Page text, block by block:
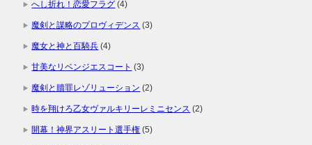
へし折れ！恋愛フラグ (4)
魔剣と謀略のプロヴィデンス (3)
魔女と神と百騎兵 (4)
甘美なリベンジエスコート (3)
魔剣と贖罪レゾリューション (2)
時を翔けろ乙女ヴァルキリーレミニセンス (2)
開幕！神界アスリート選手権 (5)